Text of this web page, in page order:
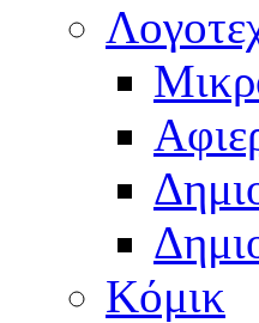
Κόμικ